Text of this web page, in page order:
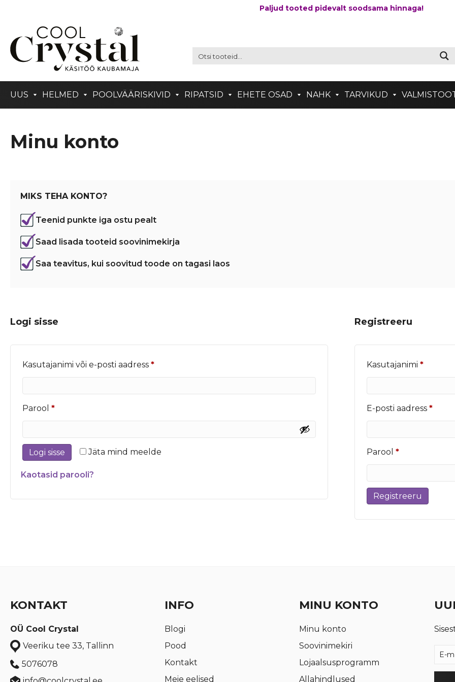
Paljud tooted pidevalt soodsama hinnaga!
UUS HELMED POOLVÄÄRISKIVID RIPATSID EHETE OSAD NAHK TARVIKUD
Minu konto
MIKS TEHA KONTO?
Teenid punkte iga ostu pealt
Saad lisada tooteid soovinimekirja
Saa teavitus, kui soovitud toode on tagasi laos
Logi sisse
Kasutajanimi või e-posti aadress *Nõutud
Parool *Nõutud
Jäta mind meelde
Logi sisse
Kaotasid parooli?
Registreeru
Kasutajanimi*
E-posti aadress*
Parool*Nõutud
Registreeru
KONTAKT
OÜ Cool Crystal
Veeriku tee 33, Tallinn
5076078
INFO
Blogi
Pood
Kontakt
Meie eelised
MINU KONTO
Minu konto
Soovinimekiri
Lojaalsusprogramm
Allahindlused